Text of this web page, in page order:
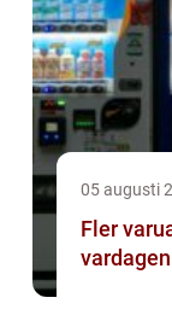
05 augusti
Fler